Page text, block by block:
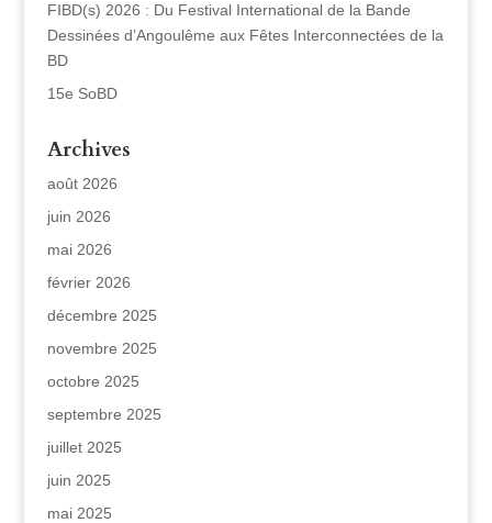
FIBD(s) 2026 : Du Festival International de la Bande
Dessinées d’Angoulême aux Fêtes Interconnectées de la
BD
15e SoBD
Archives
août 2026
juin 2026
mai 2026
février 2026
décembre 2025
novembre 2025
octobre 2025
septembre 2025
juillet 2025
juin 2025
mai 2025